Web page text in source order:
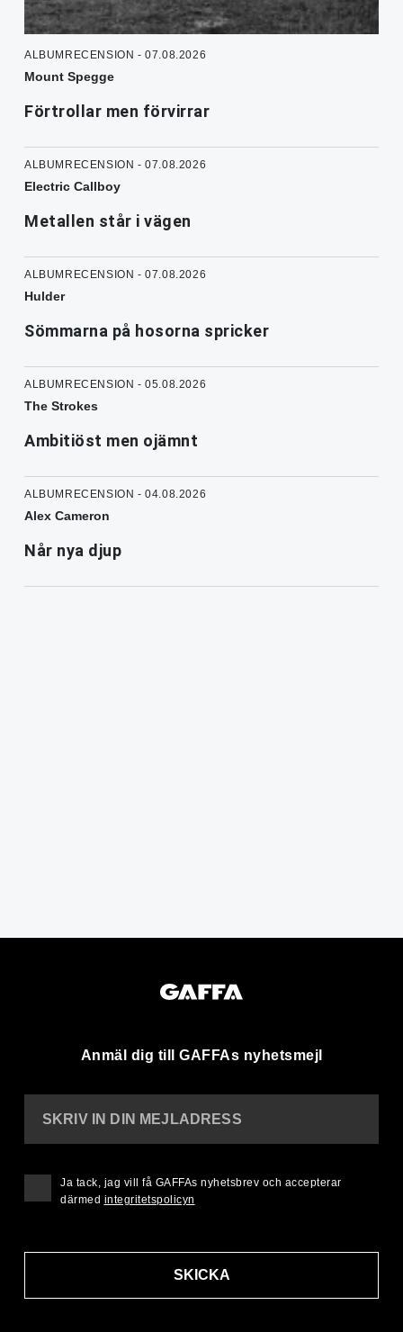
ALBUMRECENSION - 07.08.2026
Mount Spegge
Förtrollar men förvirrar
ALBUMRECENSION - 07.08.2026
Electric Callboy
Metallen står i vägen
ALBUMRECENSION - 07.08.2026
Hulder
Sömmarna på hosorna spricker
ALBUMRECENSION - 05.08.2026
The Strokes
Ambitiöst men ojämnt
ALBUMRECENSION - 04.08.2026
Alex Cameron
Når nya djup
Anmäl dig till GAFFAs nyhetsmejl
SKRIV IN DIN MEJLADRESS
SKICKA
Ja tack, jag vill få GAFFAs nyhetsbrev och accepterar
därmed integritetspolicyn